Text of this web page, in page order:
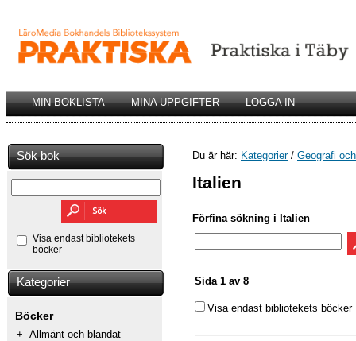
MIN BOKLISTA MINA UPPGIFTER LOGGA IN
Sök bok
Visa endast bibliotekets
böcker
Kategorier
Böcker
+ Allmänt och blandat
Du är här: Kategorier/ Geografi
Italien
Förfina sökning i Italien
Sida 1 av 8
Visa endast bibliotekets böcker